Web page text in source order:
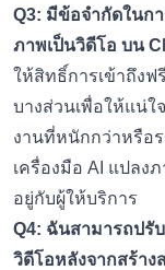
Q3: มีข้อจำกัดในก
ภาพเป็นวิดีโอ บน
ให้สิทธิ์การเข้าถึงฟ
บางส่วนเพื่อให้แน่
งานที่หนักกว่าหรือ
เครื่องมือ AI แปลง
อยู่กับผู้ให้บริการ
Q4: ฉันสามารถปรั
วิดีโอหลังจากสร้าง